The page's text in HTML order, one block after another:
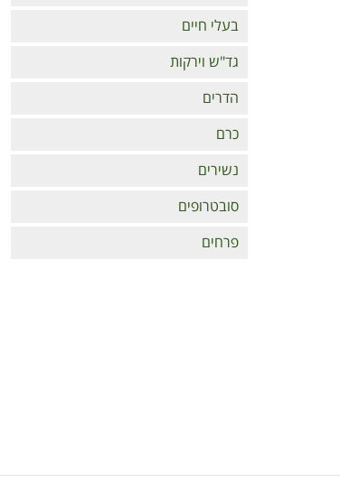
בעלי חיים
גד"ש וירקות
הדרים
כרם
נשירים
סובטרופים
פרחים